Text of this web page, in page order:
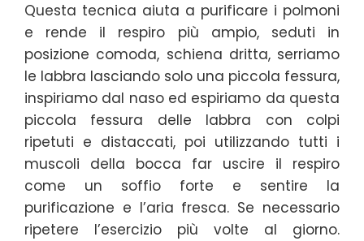
Questa tecnica aiuta a purificare i polmoni
e rende il respiro più ampio, seduti in
posizione comoda, schiena dritta, serriamo
le labbra lasciando solo una piccola fessura,
inspiriamo dal naso ed espiriamo da questa
piccola fessura delle labbra con colpi
ripetuti e distaccati, poi utilizzando tutti i
muscoli della bocca far uscire il respiro
come un soffio forte e sentire la
purificazione e l’aria fresca. Se necessario
ripetere l’esercizio più volte al giorno.